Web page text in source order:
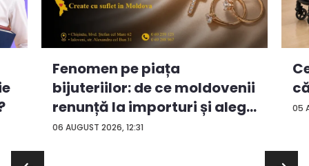
06 AUGUST 2026, 12:31
Fenomen pe piața
bijuteriilor: de ce moldovenii
renunță la importuri și aleg
...
05